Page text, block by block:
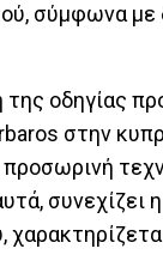
σύμφωνα
οδηγίας
στην
συνεχίζει